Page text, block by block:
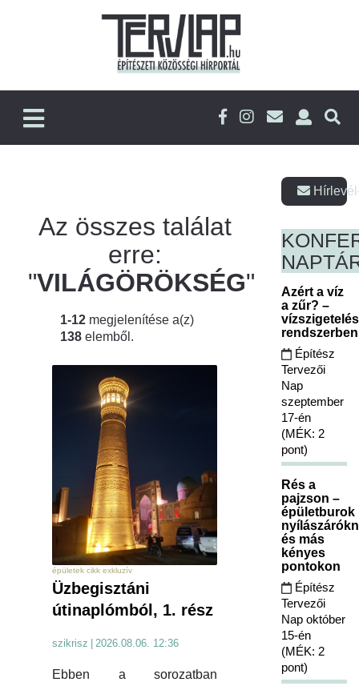
Az összes találat
erre:
"VILÁGÖRÖKSÉG"
1-12 megjelenítése a(z)
138 elemből.
épületek cikk exkluzív
Üzbegisztáni
útinaplómból, 1. rész
szikrisz 2026.08.06. 12:36
Ebben a sorozatban
Azért a víz
a zűr? –
Építész
Tervezői
Nap
szeptember
17-én
(MÉK: 2
pont)
Rés a
pajzson –
épületburok
és más
kényes
pontokon
Építész
Tervezői
Nap október
15-én
(MÉK: 2
pont)